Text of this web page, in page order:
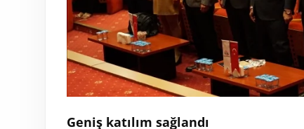
Geniş katılım sağlandı